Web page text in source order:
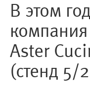
В этом
Aster
(стенд 5/